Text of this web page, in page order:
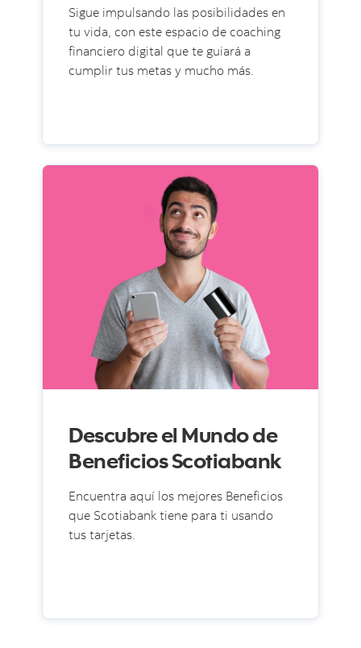
Sigue impulsando las posibilidades en
tu vida, con este espacio de coaching
financiero digital que te guiará a
cumplir tus metas y mucho más.
Descubre el Mundo de
Beneficios Scotiabank
Encuentra aquí los mejores Beneficios
que Scotiabank tiene para ti usando
tus tarjetas.